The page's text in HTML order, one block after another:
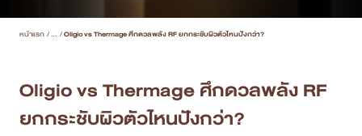
Program Filler & Lifting
Program Acne Scar
Program Skin Quality
หน้าแรก /... /Oligio vs Thermage ศึกดวลพลัง RF ยกกระชับผิวตัวไหนปังกว่า?
Oligio vs Thermage ศึกดวลพลัง RF
ยกกระชับผิวตัวไหนปังกว่า?